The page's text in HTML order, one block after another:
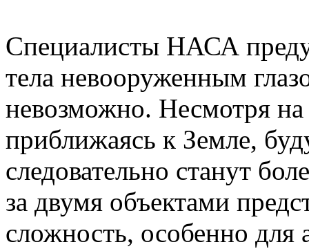
Специалисты НАСА
тела невооруженным
невозможно. Несмотря на
приближаясь к Земле,
следовательно станут
за двумя объектами
сложность, особенно